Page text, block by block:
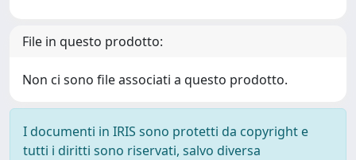
File in questo prodotto:
Non ci sono file associati a questo prodotto.
I documenti in IRIS sono protetti da copyright e
tutti i diritti sono riservati, salvo diversa